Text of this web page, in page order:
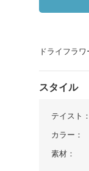
ドライフラ
スタイル
テイスト：
カラー：
素材：